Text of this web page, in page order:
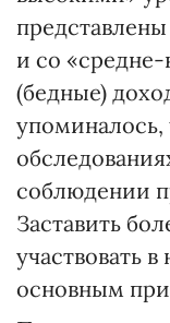
и со
(бедные)
упоминалось,
соблюдении
Заставить
участвовать
основным